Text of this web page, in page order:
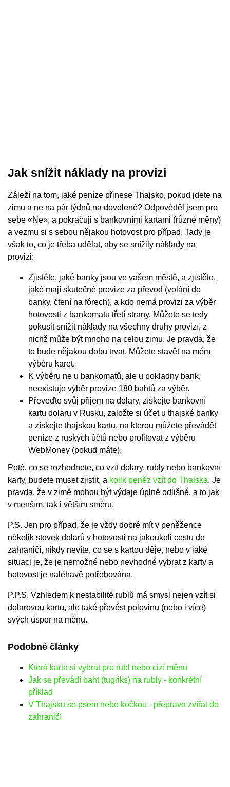
Jak snížit náklady na provizi
Záleží na tom, jaké peníze přinese Thajsko, pokud jdete na
zimu a ne na pár týdnů na dovolené? Odpověděl jsem pro
sebe «Ne», a pokračuji s bankovními kartami (různé měny)
a vezmu si s sebou nějakou hotovost pro případ. Tady je
však to, co je třeba udělat, aby se snížily náklady na
provizi:
Zjistěte, jaké banky jsou ve vašem městě, a zjistěte,
jaké mají skutečné provize za převod (volání do
banky, čtení na fórech), a kdo nemá provizi za výběr
hotovosti z bankomatu třetí strany. Můžete se tedy
pokusit snížit náklady na všechny druhy provizí, z
nichž může být mnoho na celou zimu. Je pravda, že
to bude nějakou dobu trvat. Můžete stavět na mém
výběru karet.
K výběru ne u bankomatů, ale u pokladny bank,
neexistuje výběr provize 180 bahtů za výběr.
Převeďte svůj příjem na dolary, získejte bankovní
kartu dolaru v Rusku, založte si účet u thajské banky
a získejte thajskou kartu, na kterou můžete převádět
peníze z ruských účtů nebo profitovat z výběru
WebMoney (pokud máte).
Poté, co se rozhodnete, co vzít dolary, rubly nebo bankovní
karty, budete muset zjistit, a kolik peněz vzít do Thajska. Je
pravda, že v zimě mohou být výdaje úplně odlišné, a to jak
v menším, tak i větším směru.
P.S. Jen pro případ, že je vždy dobré mít v peněžence
několik stovek dolarů v hotovosti na jakoukoli cestu do
zahraničí, nikdy nevíte, co se s kartou děje, nebo v jaké
situaci je, že je nemožné nebo nevhodné vybrat z karty a
hotovost je naléhavě potřebována.
P.P.S. Vzhledem k nestabilitě rublů má smysl nejen vzít si
dolarovou kartu, ale také převést polovinu (nebo i více)
svých úspor na měnu.
Podobné články
Která karta si vybrat pro rubl nebo cizí měnu
Jak se převádí baht (tugriks) na rubly - konkrétní
příklad
V Thajsku se psem nebo kočkou - přeprava zvířat do
zahraničí